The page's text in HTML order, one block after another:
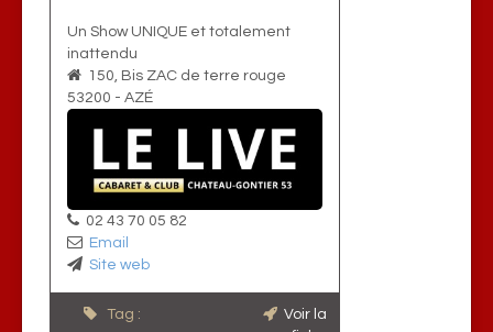
Un Show UNIQUE et totalement
inattendu
150, Bis ZAC de terre rouge
53200 - AZÉ
02 43 70 05 82
Email
Site web
Tag :
Voir la